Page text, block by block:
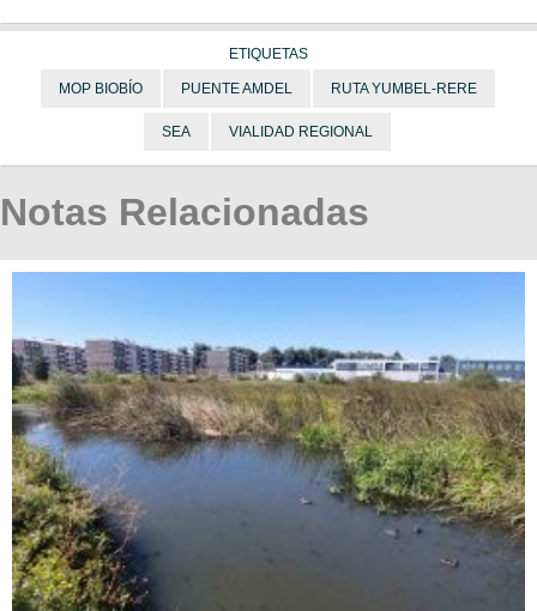
ETIQUETAS
MOP BIOBÍO PUENTE AMDEL RUTA YUMBEL-RERE
SEA VIALIDAD REGIONAL
Notas Relacionadas